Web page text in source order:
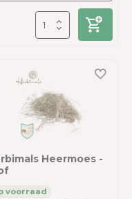
Heermoes -